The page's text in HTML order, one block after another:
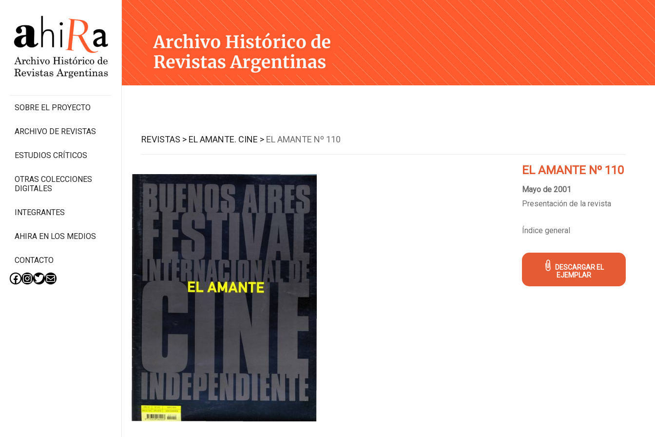
Skip
to
content
SOBRE EL PROYECTO
ARCHIVO DE REVISTAS
ESTUDIOS CRÍTICOS
OTRAS COLECCIONES
DIGITALES
INTEGRANTES
AHIRA EN LOS MEDIOS
CONTACTO
Facebook
Instagram
Twitter
Mail
REVISTAS > EL AMANTE. CINE > EL AMANTE Nº 110
EL AMANTE Nº 110
Mayo de 2001
Presentación de la revista
Índice general
DESCARGAR EL
EJEMPLAR